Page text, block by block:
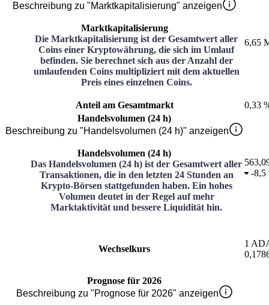
Beschreibung zu "Marktkapitalisierung" anzeigen
Marktkapitalisierung
Die Marktkapitalisierung ist der Gesamtwert aller
Coins einer Kryptowährung, die sich im Umlauf
befinden. Sie berechnet sich aus der Anzahl der
umlaufenden Coins multipliziert mit dem aktuellen
Preis eines einzelnen Coins.
6,65
Anteil am Gesamtmarkt
0,33
Handelsvolumen (24 h)
Beschreibung zu "Handelsvolumen (24 h)" anzeigen
Handelsvolumen (24 h)
Das Handelsvolumen (24 h) ist der Gesamtwert aller
Transaktionen, die in den letzten 24 Stunden an
Krypto-Börsen stattgefunden haben. Ein hohes
Volumen deutet in der Regel auf mehr
Marktaktivität und bessere Liquidität hin.
-8,5
Wechselkurs
1
Prognose für 2026
Beschreibung zu "Prognose für 2026" anzeigen